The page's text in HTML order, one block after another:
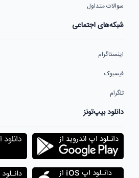
سوالات متداول
شبکه‌های اجتماعی
اینستاگرام
فیسبوک
تلگرام
دانلود بیپ‌تونز